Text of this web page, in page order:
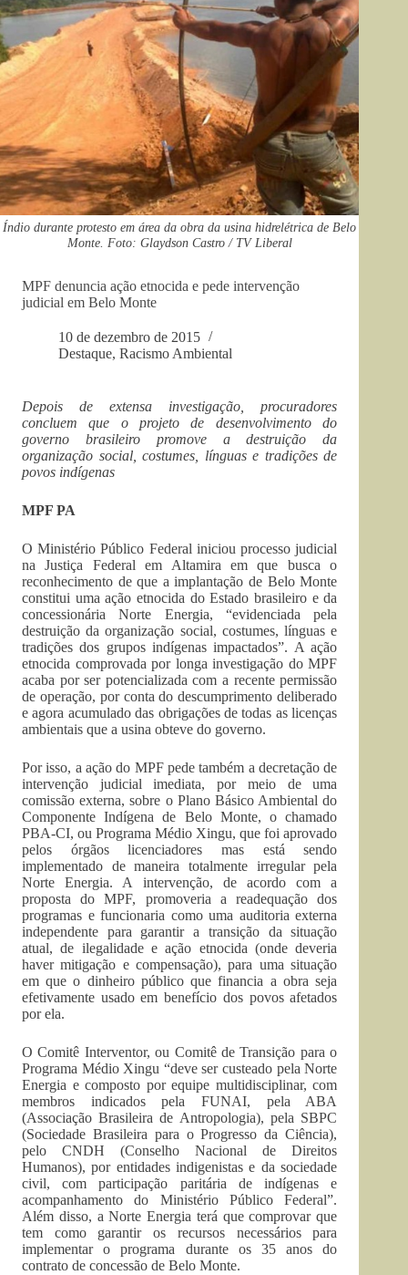
Índio durante protesto em área da obra da usina hidrelétrica de Belo
Monte. Foto: Glaydson Castro / TV Liberal
MPF denuncia ação etnocida e pede intervenção
judicial em Belo Monte
10 de dezembro de 2015
Destaque, Racismo Ambiental
Depois de extensa investigação, procuradores
concluem que o projeto de desenvolvimento do
governo brasileiro promove a destruição da
organização social, costumes, línguas e tradições de
povos indígenas
MPF PA
O Ministério Público Federal iniciou processo judicial
na Justiça Federal em Altamira em que busca o
reconhecimento de que a implantação de Belo Monte
constitui uma ação etnocida do Estado brasileiro e da
concessionária Norte Energia, “evidenciada pela
destruição da organização social, costumes, línguas e
tradições dos grupos indígenas impactados”. A ação
etnocida comprovada por longa investigação do MPF
acaba por ser potencializada com a recente permissão
de operação, por conta do descumprimento deliberado
e agora acumulado das obrigações de todas as licenças
ambientais que a usina obteve do governo.
Por isso, a ação do MPF pede também a decretação de
intervenção judicial imediata, por meio de uma
comissão externa, sobre o Plano Básico Ambiental do
Componente Indígena de Belo Monte, o chamado
PBA-CI, ou Programa Médio Xingu, que foi aprovado
pelos órgãos licenciadores mas está sendo
implementado de maneira totalmente irregular pela
Norte Energia. A intervenção, de acordo com a
proposta do MPF, promoveria a readequação dos
programas e funcionaria como uma auditoria externa
independente para garantir a transição da situação
atual, de ilegalidade e ação etnocida (onde deveria
haver mitigação e compensação), para uma situação
em que o dinheiro público que financia a obra seja
efetivamente usado em benefício dos povos afetados
por ela.
O Comitê Interventor, ou Comitê de Transição para o
Programa Médio Xingu “deve ser custeado pela Norte
Energia e composto por equipe multidisciplinar, com
membros indicados pela FUNAI, pela ABA
(Associação Brasileira de Antropologia), pela SBPC
(Sociedade Brasileira para o Progresso da Ciência),
pelo CNDH (Conselho Nacional de Direitos
Humanos), por entidades indigenistas e da sociedade
civil, com participação paritária de indígenas e
acompanhamento do Ministério Público Federal”.
Além disso, a Norte Energia terá que comprovar que
tem como garantir os recursos necessários para
implementar o programa durante os 35 anos do
contrato de concessão de Belo Monte.